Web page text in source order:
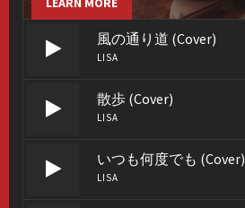
風の通り道 (Cover)
LISA
散歩 (Cover)
LISA
いつも何度でも (Cover)
LISA